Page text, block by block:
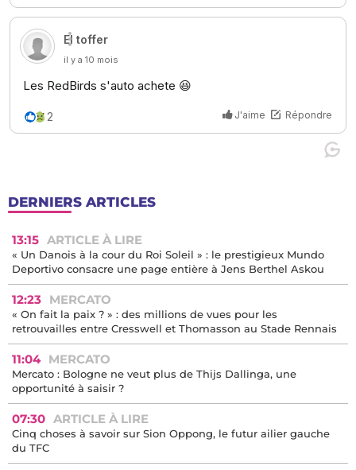
DERNIERS ARTICLES
13:15 ARTICLE À LIRE
« Un Danois à la cour du Roi Soleil » : le prestigieux Mundo
Deportivo consacre une page entière à Jens Berthel Askou
12:23 MERCATO
« On fait la paix ? » : des millions de vues pour les
retrouvailles entre Cresswell et Thomasson au Stade Rennais
11:04 MERCATO
Mercato : Bologne ne veut plus de Thijs Dallinga, une
opportunité à saisir ?
07:30 ARTICLE À LIRE
Cinq choses à savoir sur Sion Oppong, le futur ailier gauche
du TFC